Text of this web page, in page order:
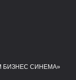
БИЗНЕС СИНЕМА»